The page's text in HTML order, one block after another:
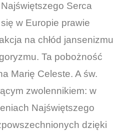
Serca
w Europie prawie
na chłód jansenizmu
Ta pobożność
Marię Celeste. A św.
zwolennikiem: w
Najświętszego
dzięki